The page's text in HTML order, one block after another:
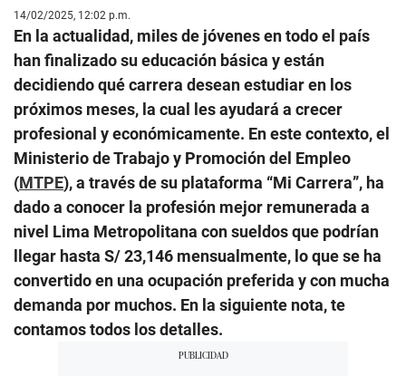
14/02/2025, 12:02 p.m.
En la actualidad, miles de jóvenes en todo el país
han finalizado su educación básica y están
decidiendo qué carrera desean estudiar en los
próximos meses, la cual les ayudará a crecer
profesional y económicamente. En este contexto, el
Ministerio de Trabajo y Promoción del Empleo
(MTPE), a través de su plataforma “Mi Carrera”, ha
dado a conocer la profesión mejor remunerada a
nivel Lima Metropolitana con sueldos que podrían
llegar hasta S/ 23,146 mensualmente, lo que se ha
convertido en una ocupación preferida y con mucha
demanda por muchos. En la siguiente nota, te
contamos todos los detalles.